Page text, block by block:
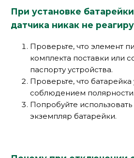
При установке
датчика никак не
Проверьте, что элемент
комплекта поставки или
паспорту устройства.
Проверьте, что батарейка
соблюдением полярности.
Попробуйте
экземпляр батарейки.